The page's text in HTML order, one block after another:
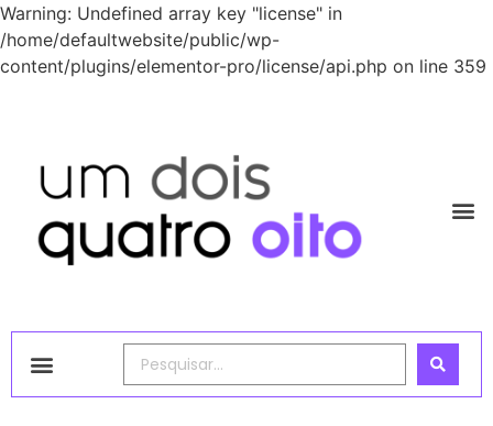
Warning: Undefined array key "license" in
/home/defaultwebsite/public/wp-
content/plugins/elementor-pro/license/api.php on line 359